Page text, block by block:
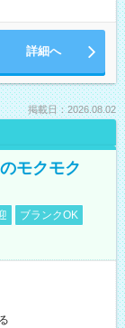
詳細へ
掲載日：2026.08.02
モクモク
ブランクOK